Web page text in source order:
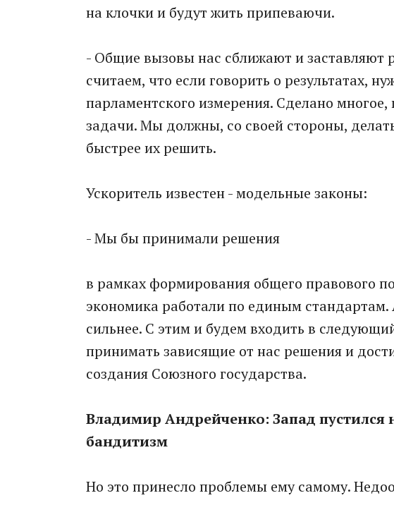
на клочки и будут жить припеваючи.
- Общие вызовы нас сближают и заставляют
считаем, что если говорить о результатах,
парламентского измерения. Сделано многое,
задачи. Мы должны, со своей стороны,
быстрее их решить.
Ускоритель известен - модельные законы:
- Мы бы принимали решения
в рамках формирования общего правового
экономика работали по единым
сильнее. С этим и будем входить в
принимать зависящие от нас решения и
создания Союзного государства.
Владимир Андрейченко: Запад
бандитизм
Но это принесло проблемы ему самому.